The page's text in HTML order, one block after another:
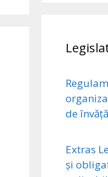
de
Extras
și